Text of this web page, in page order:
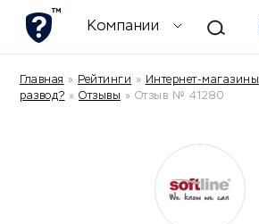
Компании
Главная » Рейтинги » Интернет-магазины
развод? » Отзывы » Отзыв № 41280